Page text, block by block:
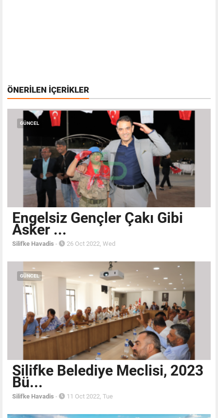
ÖNERILEN İÇERIKLER
GÜNCEL
Engelsiz Gençler Çakı Gibi
Asker ...
Silifke Havadis - 26 Oct 2022, Wed
GÜNCEL
Silifke Belediye Meclisi, 2023
Bü...
Silifke Havadis - 11 Oct 2022, Tue